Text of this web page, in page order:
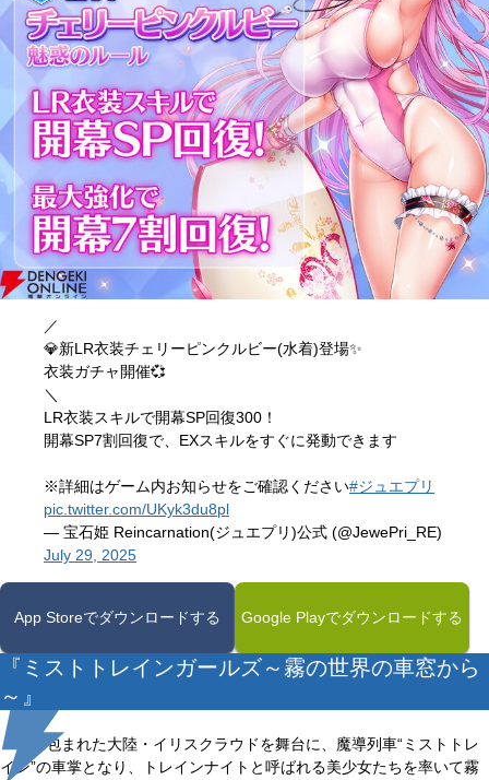
／
💎新LR衣装チェリーピンクルビー(水着)登場✨
衣装ガチャ開催💞
＼
LR衣装スキルで開幕SP回復300！
開幕SP7割回復で、EXスキルをすぐに発動できます
※詳細はゲーム内お知らせをご確認ください#ジュエプリ
pic.twitter.com/UKyk3du8pl
— 宝石姫 Reincarnation(ジュエプリ)公式 (@JewePri_RE)
July 29, 2025
App Storeでダウンロードする Google Playでダウンロードする
『ミストトレインガールズ～霧の世界の車窓から
～』
霧に包まれた大陸・イリスクラウドを舞台に、魔導列車“ミストトレ
イン”の車掌となり、トレインナイトと呼ばれる美少女たちを率いて霧